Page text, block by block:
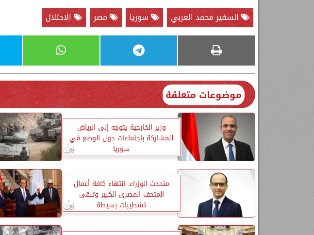
السفير محمد العربي
سوريا مصر الاحتلال
موضوعات متعلقة
وزير الخارجية يتوجه إلى الرياض
للمشاركة باجتماعات حول الوضع في
سوريا
متحدث الوزراء: انتهاء كافة أعمال
المتحف المصرى الكبير وتبقى
تشطيبات بسيطة